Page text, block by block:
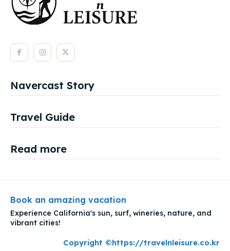
Navercast Story
Travel Guide
Read more
Book an amazing vacation
Experience California's sun, surf, wineries, nature, and
vibrant cities!
Copyright ©https://travelnleisure.co.kr